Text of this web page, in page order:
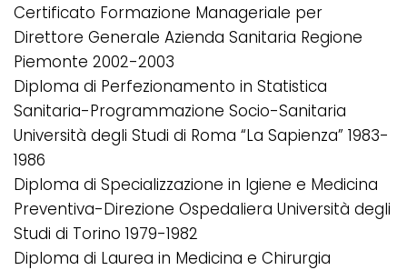
Certificato Formazione Manageriale per
Direttore Generale Azienda Sanitaria Regione
Piemonte 2002-2003
Diploma di Perfezionamento in Statistica
Sanitaria-Programmazione Socio-Sanitaria
Università degli Studi di Roma “La Sapienza” 1983-
1986
Diploma di Specializzazione in Igiene e Medicina
Preventiva-Direzione Ospedaliera Università degli
Studi di Torino 1979-1982
Diploma di Laurea in Medicina e Chirurgia